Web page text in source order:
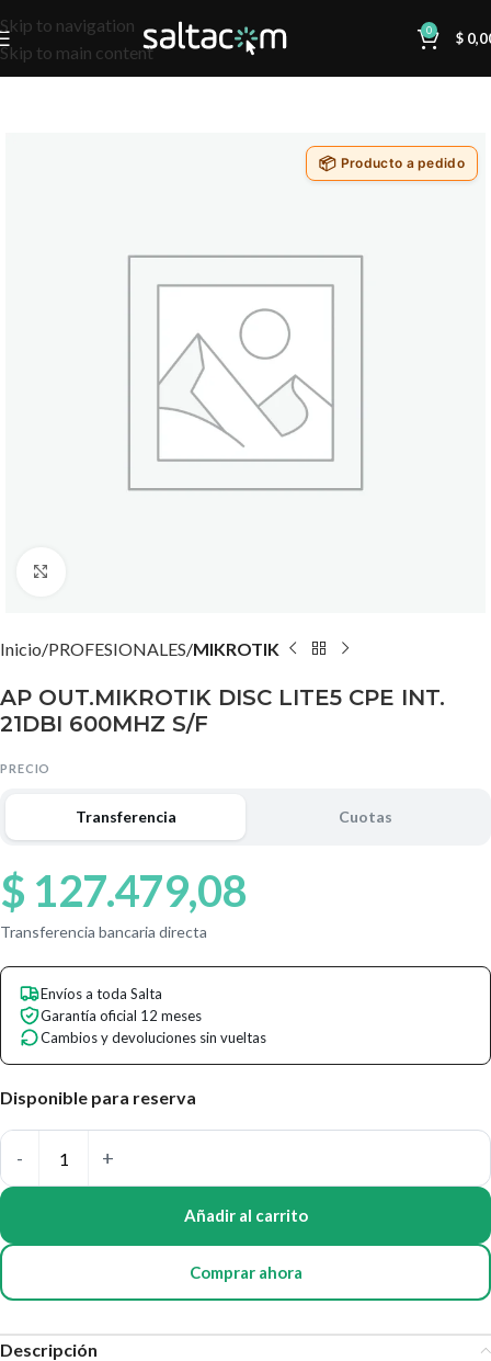
Skip to navigation
Skip to main content
0 $
Producto a pedido
Inicio PROFESIONALES MIKROTIK
AP OUT.MIKROTIK DISC LITE5 CPE INT.
21DBI 600MHZ S/F
PRECIO
Transferencia Cuotas
$ 127.479,08
Transferencia bancaria directa
Envíos a toda Salta
Garantía oficial 12 meses
Cambios y devoluciones sin vueltas
Disponible para reserva
Añadir al carrito
Comprar ahora
Descripción